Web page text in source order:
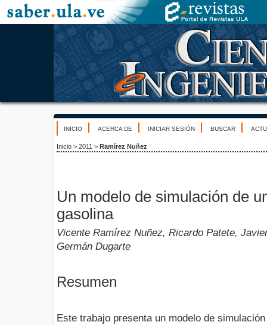
INICIO ACERCA DE INICIAR SESIÓN BUSCAR
Inicio > 2011 > Ramírez Nuñez
Un modelo de simulación de
gasolina
Vicente Ramírez Nuñez, Ricardo Patete,
Germán Dugarte
Resumen
Este trabajo presenta un modelo de